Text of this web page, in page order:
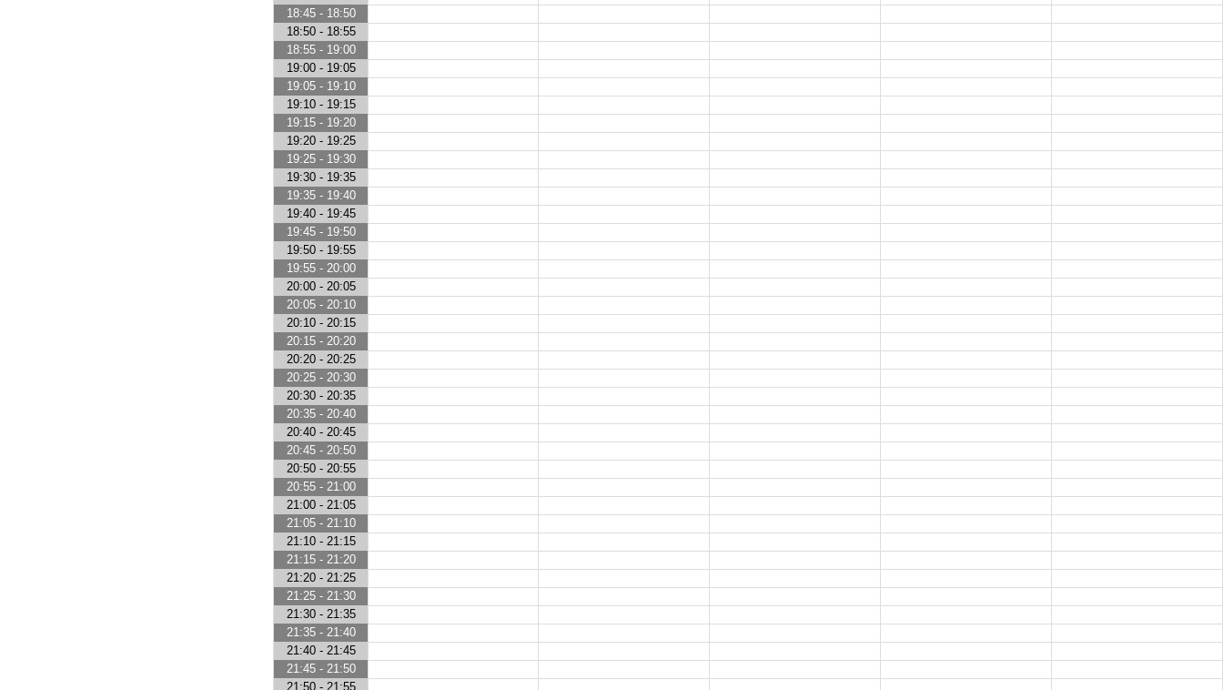
18:45 - 18:50
18:50 - 18:55
18:55 - 19:00
19:00 - 19:05
19:05 - 19:10
19:10 - 19:15
19:15 - 19:20
19:20 - 19:25
19:25 - 19:30
19:30 - 19:35
19:35 - 19:40
19:40 - 19:45
19:45 - 19:50
19:50 - 19:55
19:55 - 20:00
20:00 - 20:05
20:05 - 20:10
20:10 - 20:15
20:15 - 20:20
20:20 - 20:25
20:25 - 20:30
20:30 - 20:35
20:35 - 20:40
20:40 - 20:45
20:45 - 20:50
20:50 - 20:55
20:55 - 21:00
21:00 - 21:05
21:05 - 21:10
21:10 - 21:15
21:15 - 21:20
21:20 - 21:25
21:25 - 21:30
21:30 - 21:35
21:35 - 21:40
21:40 - 21:45
21:45 - 21:50
21:50 - 21:55